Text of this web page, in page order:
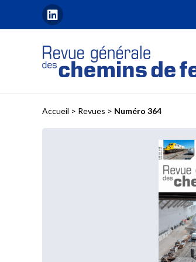
Accueil > Revues > Numéro 364